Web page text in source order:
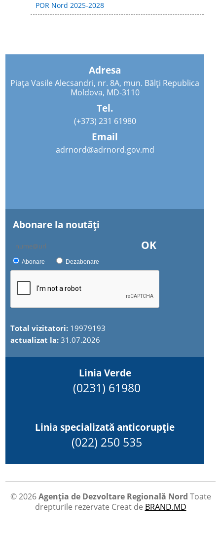
POR Nord 2025-2028
Adresa
Piața Vasile Alecsandri, nr. 8A, mun. Bălți Republica
Moldova, MD-3110
Tel.
(+373) 231 61980
Email
adrnord@adrnord.gov.md
Abonare la noutăţi
OK
Abonare Dezabonare
Total vizitatori: 19979193
actualizat la:31.07.2026
Linia Verde
(0231) 61980
Linia specializată anticorupție
(022) 250 535
© 2026Agenția de Dezvoltare Regională Nord Toate
drepturile rezervate Creat de BRAND.MD